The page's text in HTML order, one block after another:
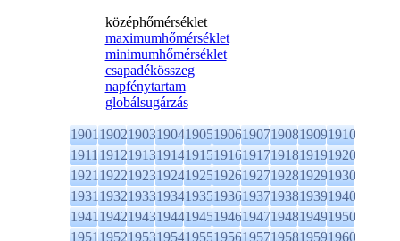
középhőmérséklet
maximumhőmérséklet
minimumhőmérséklet
csapadékösszeg
napfénytartam
globálsugárzás
1901190219031904190519061907190819091910
1911191219131914191519161917191819191920
1921192219231924192519261927192819291930
1931193219331934193519361937193819391940
1941194219431944194519461947194819491950
1951195219531954195519561957195819591960